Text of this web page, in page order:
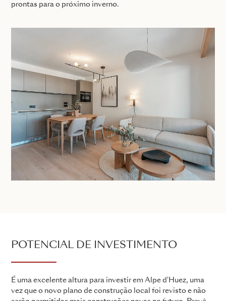
prontas para o próximo inverno.
POTENCIAL DE INVESTIMENTO
É uma excelente altura para investir em Alpe d'Huez, uma
vez que o novo plano de construção local foi revisto e não